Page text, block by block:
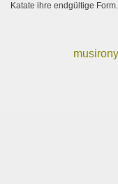
Katate ihre endgültige Form.